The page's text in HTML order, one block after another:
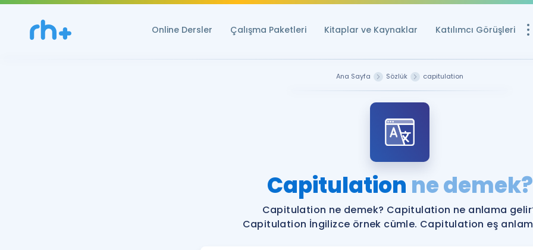
Online Dersler Çalışma Paketleri Kitaplar ve Kaynaklar Katılımcı Görüşleri
Ücretsiz
YDS ve YÖKDİL
YDS ve YÖKDİL'e
Ana Sayfa Sözlük capitulation
Capitulation ne demek?
Capitulation ne demek? Capitulation ne anlama
Capitulation İngilizce örnek cümle. Capitulation eş